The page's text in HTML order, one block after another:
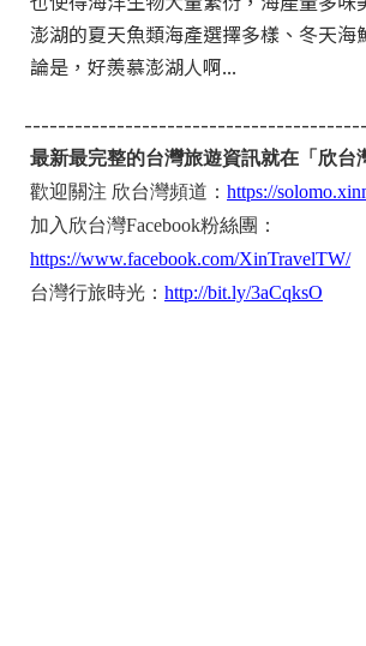
澎湖的夏天魚類海產選擇多樣、冬天海
論是，好羨慕澎湖人啊...
最新最完整的台灣旅遊資訊就在「欣台
歡迎關注 欣台灣頻道： https://
加入欣台灣Facebook粉絲團：
https://www.facebook.com/XinTravelTW/
台灣行旅時光： http://bit.ly/3aCqksO